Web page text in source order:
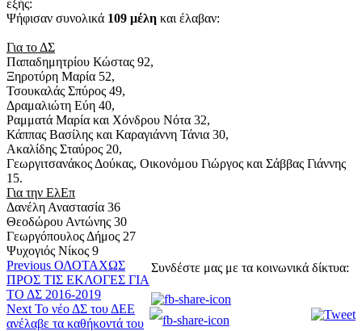
εξής:
Ψήφισαν συνολικά 109 μέλη και έλαβαν:
Για το ΔΣ
Παπαδημητρίου Κώστας 92,
Ξηροτύρη Μαρία 52,
Τσουκαλάς Σπύρος 49,
Δραμαλιώτη Εύη 40,
Ραμματά Μαρία και Χόνδρου Νότα 32,
Κάππας Βασίλης και Καραγιάννη Τάνια 30,
Ακαλίδης Σταύρος 20,
Γεωργιτσανάκος Δούκας, Οικονόμου Γιώργος και Σάββας Γιάννης
15.
Για την ΕλΕπ
Δανέλη Αναστασία 36
Θεοδώρου Αντώνης 30
Γεωργόπουλος Δήμος 27
Ψυχογιός Νίκος 9
Συνδέστε μας με τα κοινωνικά δίκτυα:
Πλοήγηση
άρθρων
Previous Previous
post:
ΟΛΟΤΑΧΩΣ
ΠΡΟΣ ΤΙΣ ΕΚΛΟΓΕΣ ΓΙΑ
ΤΟ ΔΣ 2016-2019
Next Next
post:
Το νέο ΔΣ του ΔΕΕ
ανέλαβε τα καθήκοντά του